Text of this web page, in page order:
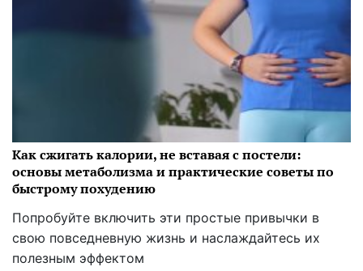
Как сжигать калории, не вставая с постели:
основы метаболизма и практические советы по
быстрому похудению
Попробуйте включить эти простые привычки в
свою повседневную жизнь и наслаждайтесь их
полезным эффектом